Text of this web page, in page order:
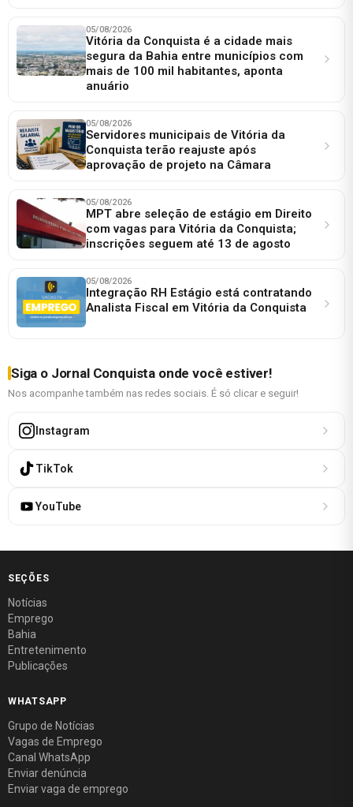
05/08/2026
Vitória da Conquista é a cidade mais
segura da Bahia entre municípios com
mais de 100 mil habitantes, aponta
anuário
05/08/2026
Servidores municipais de Vitória da
Conquista terão reajuste após
aprovação de projeto na Câmara
05/08/2026
MPT abre seleção de estágio em Direito
com vagas para Vitória da Conquista;
inscrições seguem até 13 de agosto
05/08/2026
Integração RH Estágio está contratando
Analista Fiscal em Vitória da Conquista
Siga o Jornal Conquista onde você estiver!
Nos acompanhe também nas redes sociais. É só clicar e seguir!
Instagram
TikTok
YouTube
SEÇÕES
Notícias
Emprego
Bahia
Entretenimento
Publicações
WHATSAPP
Grupo de Notícias
Vagas de Emprego
Canal WhatsApp
Enviar denúncia
Enviar vaga de emprego